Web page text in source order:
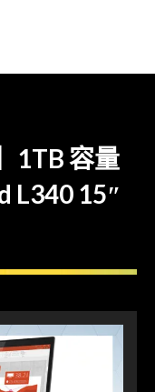
1TB 容量
L340 15″